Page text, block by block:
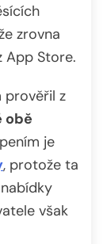
zrovna
App Store.
prověřil z
obě
je
, protože ta
však